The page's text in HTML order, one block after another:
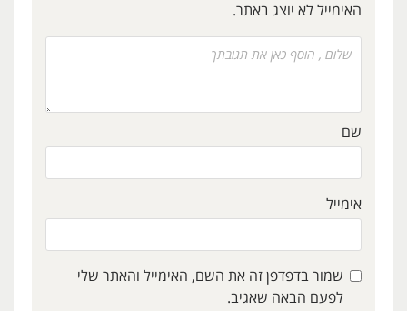
האימייל לא יוצג באתר.
שם
אימייל
שמור בדפדפן זה את השם, האימייל והאתר שלי
לפעם הבאה שאגיב.